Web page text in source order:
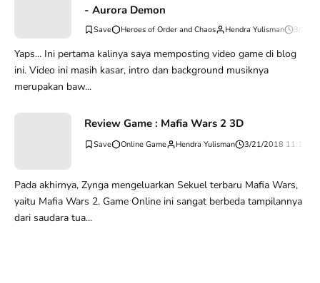
- Aurora Demon
Heroes of Order and Chaos Hendra Yulisman 3/29/
Yaps... Ini pertama kalinya saya memposting video game di blog
ini. Video ini masih kasar, intro dan background musiknya
merupakan baw...
Review Game : Mafia Wars 2 3D
Online Game Hendra Yulisman 3/21/2018
Pada akhirnya, Zynga mengeluarkan Sekuel terbaru Mafia Wars,
yaitu Mafia Wars 2. Game Online ini sangat berbeda tampilannya
dari saudara tua...